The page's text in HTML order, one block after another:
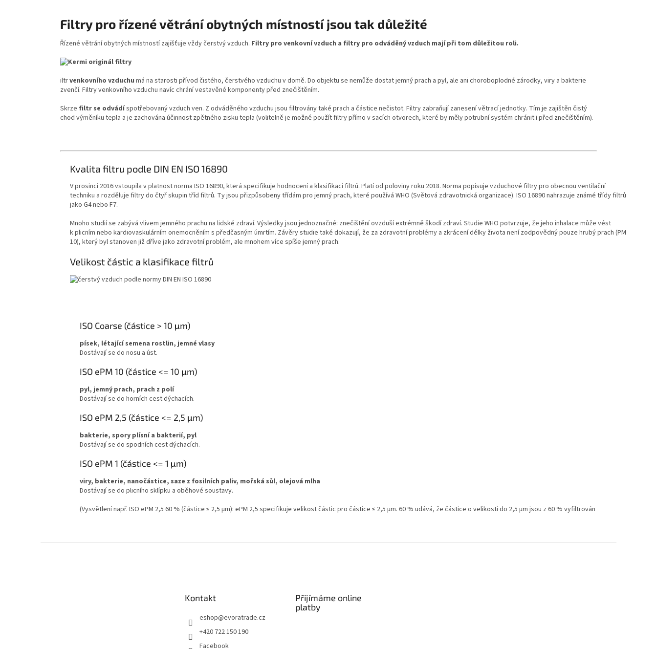
Filtry pro řízené větrání obytných místností jsou tak důležité
Řízené větrání obytných místností zajišťuje vždy čerstvý vzduch. Filtry pro venkovní vzduch a filtry pro odváděný vzduch mají při tom důležitou roli.
iltrvenkovního vzduchu má na starosti přívod čistého, čerstvého vzduchu v domě. Do objektu se nemůže dostat jemný prach a pyl, ale ani choroboplodné zárodky, viry a bakterie
zvenčí. Filtry venkovního vzduchu navíc chrání vestavěné komponenty před znečištěním.
Skrze filtr se odvádíspotřebovaný vzduch ven. Z odváděného vzduchu jsou filtrovány také prach a částice nečistot. Filtry zabraňují zanesení větrací jednotky. Tím je zajištěn čistý
chod výměníku tepla a je zachována účinnost zpětného zisku tepla (volitelně je možné použít filtry přímo v sacích otvorech, které by měly potrubní systém chránit i před znečištěním).
Kvalita filtru podle DIN EN ISO 16890
V prosinci 2016 vstoupila v platnost norma ISO 16890, která specifikuje hodnocení a klasifikaci filtrů. Platí od poloviny roku 2018. Norma popisuje vzduchové filtry pro obecnou ventilační
techniku a rozděluje filtry do čtyř skupin tříd filtrů. Ty jsou přizpůsobeny třídám pro jemný prach, které používá WHO (Světová zdravotnická organizace). ISO 16890 nahrazuje známé třídy filtrů
jako G4 nebo F7.
Mnoho studií se zabývá vlivem jemného prachu na lidské zdraví. Výsledky jsou jednoznačné: znečištění ovzduší extrémně škodí zdraví. Studie WHO potvrzuje, že jeho inhalace může vést
k plicním nebo kardiovaskulárním onemocněním s předčasným úmrtím. Závěry studie také dokazují, že za zdravotní problémy a zkrácení délky života není zodpovědný pouze hrubý prach (PM
10), který byl stanoven již dříve jako zdravotní problém, ale mnohem více spíše jemný prach.
Velikost částic a klasifikace filtrů
ISO Coarse (částice > 10 μm)
písek, létající semena rostlin, jemné vlasy
Dostávají se do nosu a úst.
ISO ePM 10 (částice <= 10 μm)
pyl, jemný prach, prach z polí
Dostávají se do horních cest dýchacích.
ISO ePM 2,5 (částice <= 2,5 μm)
bakterie, spory plísní a bakterií, pyl
Dostávají se do spodních cest dýchacích.
ISO ePM 1 (částice <= 1 μm)
viry, bakterie, nanočástice, saze z fosilních paliv, mořská sůl, olejová mlha
Dostávají se do plicního sklípku a oběhové soustavy.
(Vysvětlení např. ISO ePM 2,5 60 % (částice ≤ 2,5 μm): ePM 2,5 specifikuje velikost částic pro částice ≤ 2,5 μm. 60 % udává, že částice o velikosti do 2,5 μm jsou z 60 % vyfiltrován
Kontakt
eshop@evoratrade.cz
+420 722 150 190
Facebook
Přijímáme online
platby